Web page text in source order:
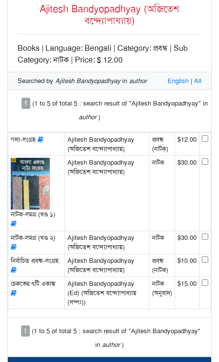
Ajitesh Bandyopadhyay (অজিতেশ
বন্দ্যোপাধ্যায়)
Books | Language: Bengali | Category: প্রবন্ধ | Sub
Category: নাটক | Price: $ 12.00
Searched by Ajitesh Bandyopadhyayin author English | All
1
(1 to 5 of total 5 : search result of "Ajitesh Bandyopadhyay" in
author)
গদ্য-সংগ্রহ
Ajitesh Bandyopadhyay
(অজিতেশ বন্দ্যোপাধ্যায়)
প্রবন্ধ
(নাটক)
$12.00
নাটক-সমগ্র (খণ্ড ১)
Ajitesh Bandyopadhyay
(অজিতেশ বন্দ্যোপাধ্যায়)
নাটক $30.00
নাটক-সমগ্র (খণ্ড ২)
Ajitesh Bandyopadhyay
(অজিতেশ বন্দ্যোপাধ্যায়)
নাটক $30.00
নির্বাচিত প্রবন্ধ-সংগ্রহ
Ajitesh Bandyopadhyay
(অজিতেশ বন্দ্যোপাধ্যায়)
প্রবন্ধ
(নাটক)
$10.00
চেকভের ৭টি একাঙ্ক
Ajitesh Bandyopadhyay
(Ed) (অজিতেশ বন্দ্যোপাধ্যায়
(সম্পঃ))
নাটক
(অনুবাদ)
$15.00
1
(1 to 5 of total 5 : search result of "Ajitesh Bandyopadhyay"
in author)